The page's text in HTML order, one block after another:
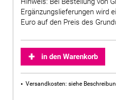
Ergänzungslieferungen wird
Euro auf den Preis des
in den Warenkorb
Versandkosten: siehe